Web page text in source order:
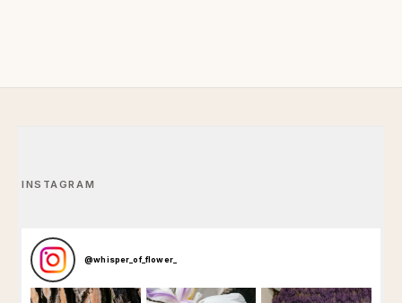
INSTAGRAM
@whisper_of_flower_